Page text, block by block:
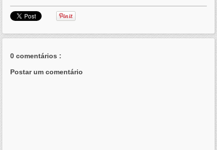
0 comentários :
Postar um comentário